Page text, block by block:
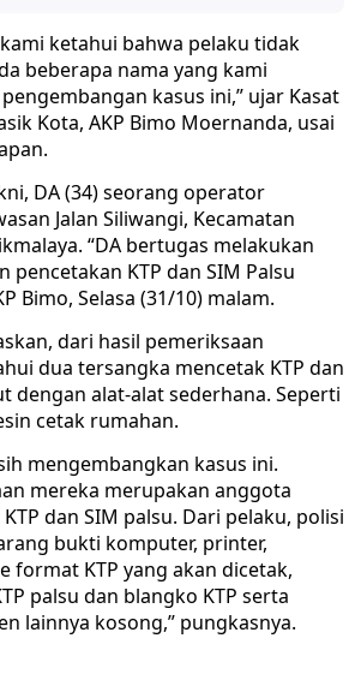
ketahui bahwa pelaku tidak
beberapa nama yang kami
kasus ini,” ujar Kasat
Kota, AKP Bimo Moernanda, usai
DA (34) seorang operator
Jalan Siliwangi, Kecamatan
“DA bertugas melakukan
pencetakan KTP dan SIM Palsu
Bimo, Selasa (31/10) malam.
dari hasil pemeriksaan
dua tersangka mencetak KTP dan
dengan alat-alat sederhana. Seperti
cetak rumahan.
mengembangkan kasus ini.
mereka merupakan anggota
dan SIM palsu. Dari pelaku, polisi
bukti komputer, printer,
format KTP yang akan dicetak,
palsu dan blangko KTP serta
lainnya kosong,” pungkasnya.